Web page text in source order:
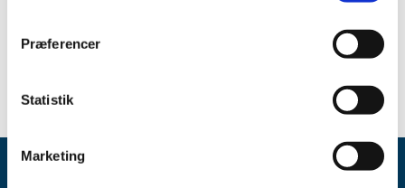
Præferencer
Statistik
Marketing